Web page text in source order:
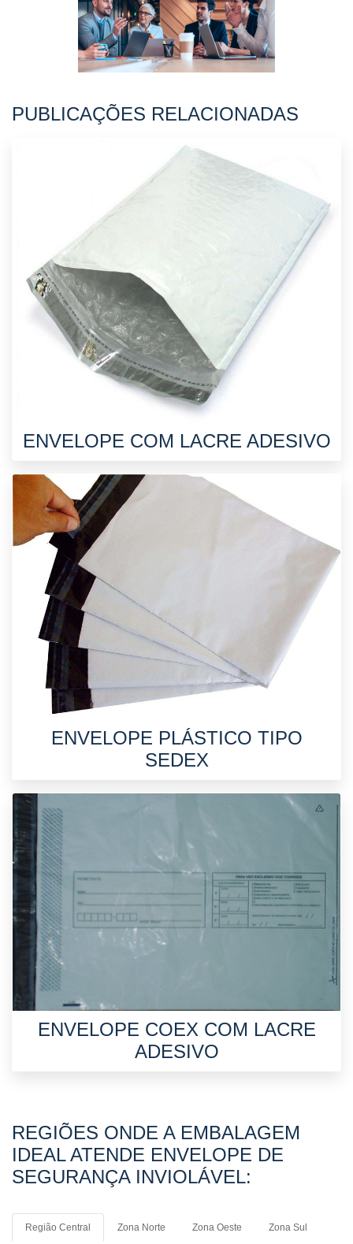
PUBLICAÇÕES RELACIONADAS
ENVELOPE COM LACRE ADESIVO
ENVELOPE PLÁSTICO TIPO
SEDEX
ENVELOPE COEX COM LACRE
ADESIVO
REGIÕES ONDE A EMBALAGEM
IDEAL ATENDE ENVELOPE DE
SEGURANÇA INVIOLÁVEL:
Região Central Zona Norte Zona Oeste Zona Sul